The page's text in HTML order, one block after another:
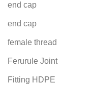
end cap
end cap
female thread
Ferurule Joint
Fitting HDPE